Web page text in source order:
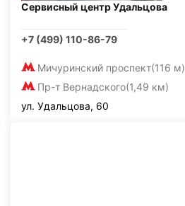
Сервисный центр Удальцова
+7 (499) 110-86-79
Мичуринский проспект(116 м)
Пр-т Вернадского(1,49 км)
ул. Удальцова, 60